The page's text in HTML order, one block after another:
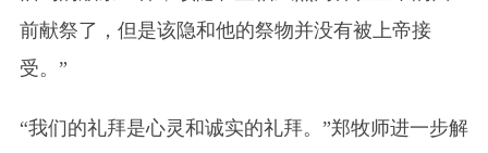
前献祭了，但是该隐和他的祭物并没有被上帝接
受。”
“我们的礼拜是心灵和诚实的礼拜。”郑牧师进一步解